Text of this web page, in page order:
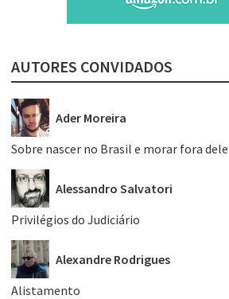
AUTORES CONVIDADOS
Ader Moreira
Sobre nascer no Brasil e morar fora dele
Alessandro Salvatori
Privilégios do Judiciário
Alexandre Rodrigues
Alistamento